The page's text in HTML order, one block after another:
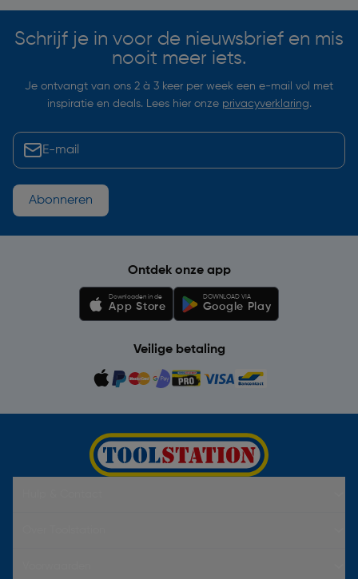
Schrijf je in voor de nieuwsbrief en mis
nooit meer iets.
Je ontvangt van ons 2 à 3 keer per week een e-mail vol met
inspiratie en deals. Lees hier onze privacyverklaring.
Abonneren
Ontdek onze app
Downloaden in de
App Store
DOWNLOAD VIA
Google Play
Veilige betaling